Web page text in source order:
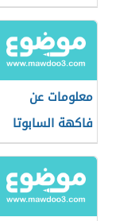
معلومات عن
فاكهة السابوتا